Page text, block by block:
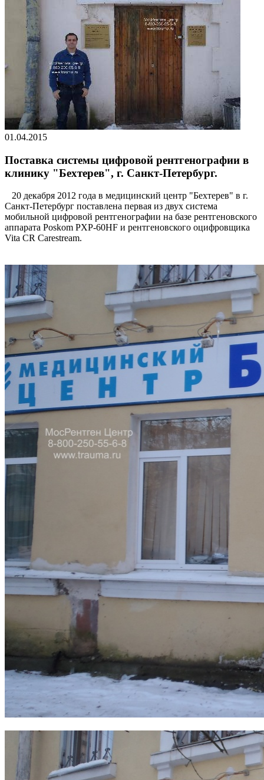
01.04.2015
Поставка системы цифровой рентгенографии в
клинику "Бехтерев", г. Санкт-Петербург.
20 декабря 2012 года в медицинский центр "Бехтерев" в г.
Санкт-Петербург поставлена первая из двух система
мобильной цифровой рентгенографии на базе рентгеновского
аппарата Poskom PXP-60HF и рентгеновского оцифровщика
Vita CR Carestream.